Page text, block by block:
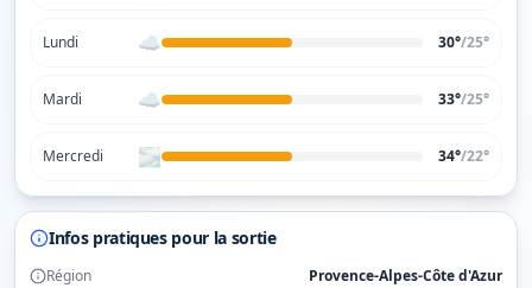
Lundi ☁️ 30°/25°
Mardi ☁️ 33°/25°
Mercredi 🌫️ 34°/22°
Infos pratiques pour la sortie
Région
Provence-Alpes-Côte d'Azur